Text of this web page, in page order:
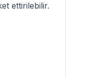
ettirilebilir.